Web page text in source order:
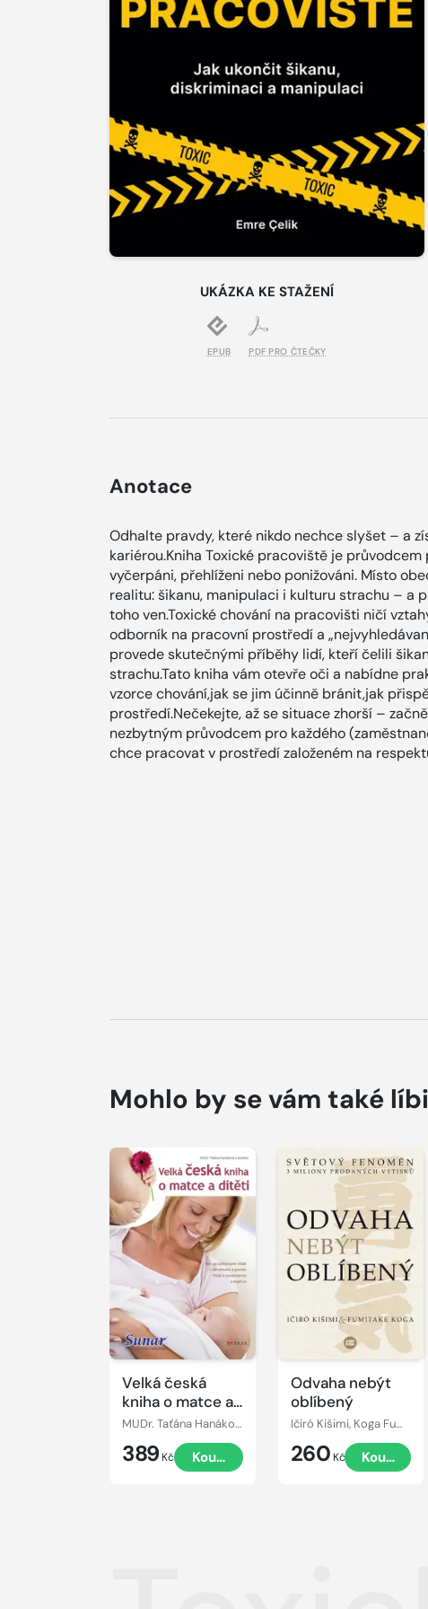
UKÁZKA KE STAŽENÍ
EPUB PDF PRO ČTEČKY
Anotace
Odhalte pravdy, které nikdo nechce slyšet – a
kariérou.Kniha Toxické pracoviště je
vyčerpáni, přehlíženi nebo ponižováni. Místo
realitu: šikanu, manipulaci i kulturu strachu – a
toho ven.Toxické chování na pracovišti ničí
odborník na pracovní prostředí a
provede skutečnými příběhy lidí, kteří čelili
strachu.Tato kniha vám otevře oči a nabídne
vzorce chování,jak se jim účinně bránit,jak
prostředí.Nečekejte, až se situace zhorší –
nezbytným průvodcem pro každého
chce pracovat v prostředí založeném na
Mohlo by se vám také
Velká česká
kniha o matce a
dítěti
MUDr. Taťána Hanáková
389 Kč Koupit
Odvaha nebýt
oblíbený
Ičiró Kišimi, Koga Fumitake
260 Kč Koupit